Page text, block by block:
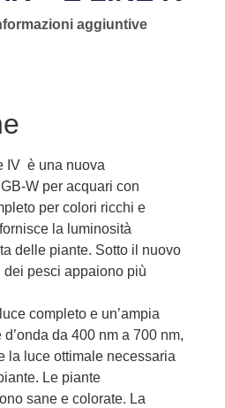
aggiuntive
IV è una nuova
W per acquari con
per colori ricchi e
la luminosità
delle piante. Sotto il nuovo
pesci appaiono più
completo e un’ampia
da 400 nm a 700 nm,
la luce ottimale necessaria
Le piante
sane e colorate. La